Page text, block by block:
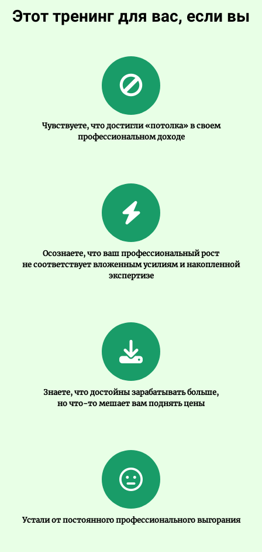
Этот тренинг для вас, если вы
Чувствуете, что достигли «потолка» в своем
профессиональном доходе
Осознаете, что ваш профессиональный рост
не соответствует вложенным усилиям и накопленной
экспертизе
Знаете, что достойны зарабатывать больше,
но что-то мешает вам поднять цены
Устали от постоянного профессионального выгорания